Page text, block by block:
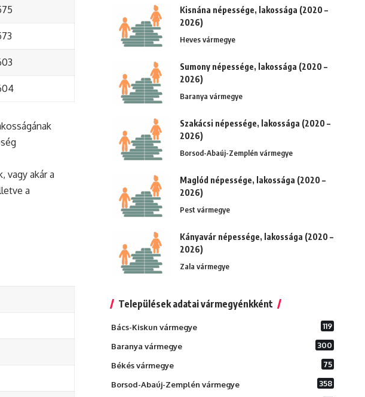
vagy akár a
a
Kisnána népessége, lakossága (2020 –
2026)
Heves vármegye
Sumony népessége, lakossága (2020 –
2026)
Baranya vármegye
Szakácsi népessége, lakossága (2020 –
2026)
Borsod-Abaúj-Zemplén vármegye
Maglód népessége, lakossága (2020 –
2026)
Pest vármegye
Kányavár népessége, lakossága (2020 –
2026)
Zala vármegye
Települések adatai vármegyénkként
Bács-Kiskun vármegye 119
Baranya vármegye 300
Békés vármegye 75
Borsod-Abaúj-Zemplén vármegye 358